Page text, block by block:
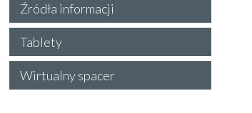
Źródła informacji
Tablety
Wirtualny spacer